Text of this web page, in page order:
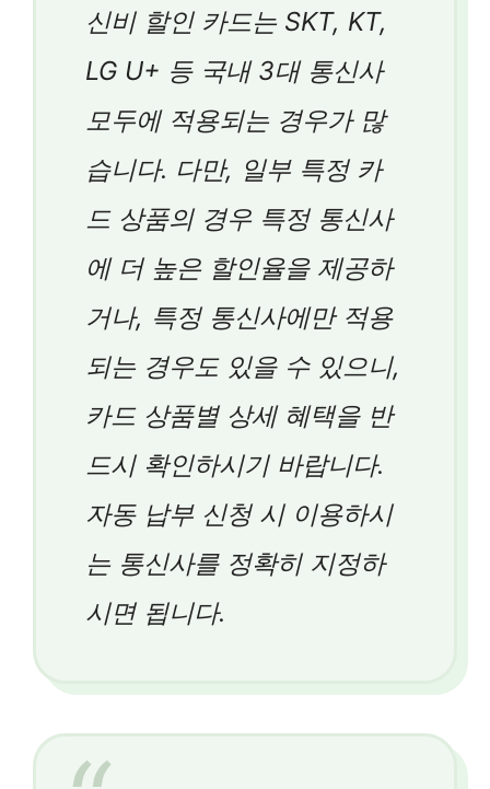
신비 할인 카드는 SKT, KT,
LG U+ 등 국내 3대 통신사
모두에 적용되는 경우가 많
습니다. 다만, 일부 특정 카
드 상품의 경우 특정 통신사
에 더 높은 할인율을 제공하
거나, 특정 통신사에만 적용
되는 경우도 있을 수 있으니,
카드 상품별 상세 혜택을 반
드시 확인하시기 바랍니다.
자동 납부 신청 시 이용하시
는 통신사를 정확히 지정하
시면 됩니다.